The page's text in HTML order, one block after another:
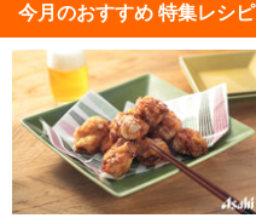
今月のおすすめ 特集レシピ